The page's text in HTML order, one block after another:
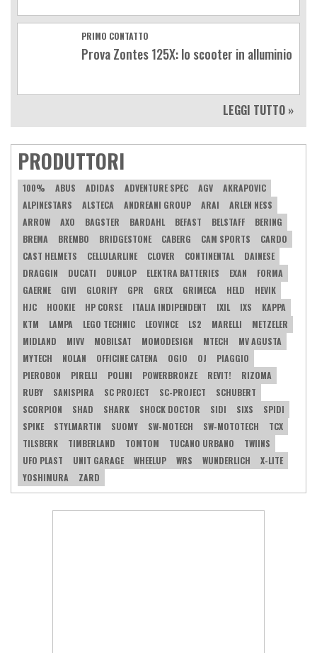
PRIMO CONTATTO
Prova Zontes 125X: lo scooter in alluminio
LEGGI TUTTO »
PRODUTTORI
100% ABUS ADIDAS ADVENTURE SPEC AGV
AKRAPOVIC
ALPINESTARS
ALSTECA ANDREANI GROUP ARAI
ARLEN NESS
ARROW
AXO BAGSTER BARDAHL BEFAST BELSTAFF
BERING
BREMA
BREMBO BRIDGESTONE CABERG CAM SPORTS
CARDO
CAST HELMETS
CELLULARLINE CLOVER CONTINENTAL
DAINESE
DRAGGIN
DUCATI DUNLOP ELEKTRA BATTERIES EXAN
FORMA
GAERNE
GIVI GLORIFY GPR GREX GRIMECA HELD
HEVIK
HJC
HOOKIE HP CORSE ITALIA INDIPENDENT IXIL IXS
KAPPA
KTM
LAMPA LEGO TECHNIC LEOVINCE LS2 MARELLI
METZELER
MIDLAND
MIVV MOBILSAT MOMODESIGN MTECH
MV AGUSTA
MYTECH
NOLAN OFFICINE CATENA OGIO OJ
PIAGGIO
PIEROBON
PIRELLI POLINI POWERBRONZE REVIT!
RIZOMA
RUBY
SANISPIRA SC PROJECT SC-PROJECT
SCHUBERT
SCORPION
SHAD SHARK SHOCK DOCTOR SIDI SIXS
SPIDI
SPIKE
STYLMARTIN SUOMY SW-MOTECH SW-MOTOTECH
TCX
TILSBERK
TIMBERLAND TOMTOM TUCANO URBANO
TWIINS
UFO PLAST
UNIT GARAGE WHEELUP WRS WUNDERLICH
X-LITE
YOSHIMURA
ZARD